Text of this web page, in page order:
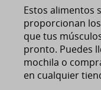
Estos alimentos
proporcionan
que tus
pronto. Puedes
mochila o
en cualquier